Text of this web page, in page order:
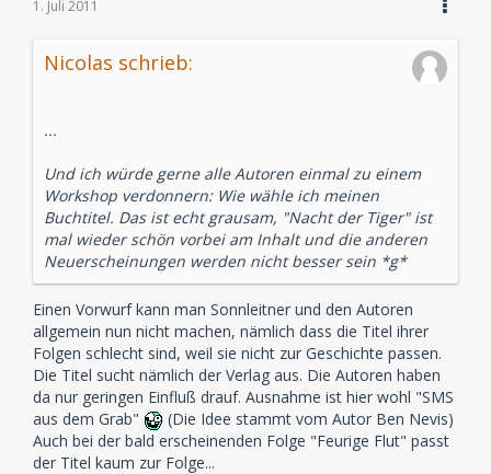
1. Juli 2011
Nicolas schrieb:
...
Und ich würde gerne alle Autoren einmal zu einem
Workshop verdonnern: Wie wähle ich meinen
Buchtitel. Das ist echt grausam, "Nacht der Tiger" ist
mal wieder schön vorbei am Inhalt und die anderen
Neuerscheinungen werden nicht besser sein *g*
Einen Vorwurf kann man Sonnleitner und den Autoren
allgemein nun nicht machen, nämlich dass die Titel ihrer
Folgen schlecht sind, weil sie nicht zur Geschichte passen.
Die Titel sucht nämlich der Verlag aus. Die Autoren haben
da nur geringen Einfluß drauf. Ausnahme ist hier wohl "SMS
aus dem Grab"
(Die Idee stammt vom Autor Ben Nevis)
Auch bei der bald erscheinenden Folge "Feurige Flut" passt
der Titel kaum zur Folge...